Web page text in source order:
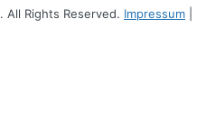
. All Rights Reserved. Impressum